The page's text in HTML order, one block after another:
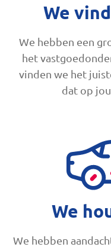
We
We hebben een
het
vinden we het
dat op
We
We hebben